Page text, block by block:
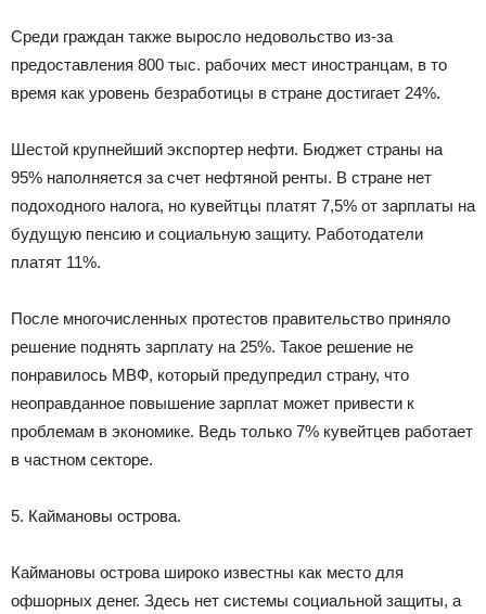
Среди граждан также выросло недовольство из-за
предоставления 800 тыс. рабочих мест иностранцам, в то
время как уровень безработицы в стране достигает 24%.
Шестой крупнейший экспортер нефти. Бюджет страны на
95% наполняется за счет нефтяной ренты. В стране нет
подоходного налога, но кувейтцы платят 7,5% от зарплаты на
будущую пенсию и социальную защиту. Работодатели
платят 11%.
После многочисленных протестов правительство приняло
решение поднять зарплату на 25%. Такое решение не
понравилось МВФ, который предупредил страну, что
неоправданное повышение зарплат может привести к
проблемам в экономике. Ведь только 7% кувейтцев работает
в частном секторе.
5. Каймановы острова.
Каймановы острова широко известны как место для
офшорных денег. Здесь нет системы социальной защиты, а